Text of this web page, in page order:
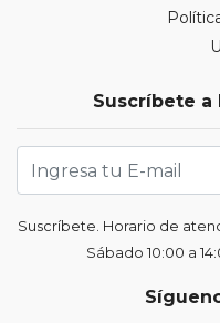
Suscríbete a
Suscríbete. Horario de
Sábado 10:00 a